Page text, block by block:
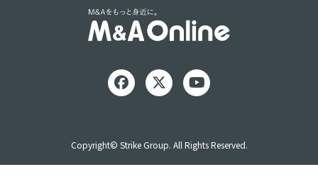
Copyright© Strike Group. All Rights Reserved.